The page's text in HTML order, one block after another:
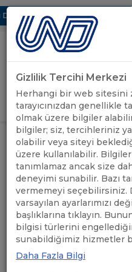
UBAK Bölümü Hakkında
Uluslararası
ANASAYFA /
UND'DEN
HABERLER
/
AVRUPA
TIR
TALEP
Gizlilik Tercihi Merkezi
Herhangi bir web sitesini
tarayıcınızdan genellikle
olmak üzere bilgiler
bilgiler; siz, tercihleriniz ya
olabilir veya siteyi
üzere kullanılabilir.
tanımlamaz ancak size
deneyimi sunabilir. Bazı
vermemeyi seçebilirsiniz.
varsayılan ayarlarımızı
başlıklarına tıklayın.
bilgisi türlerini
sunabildiğimiz hizmetler
Daha Fazla Bilgi